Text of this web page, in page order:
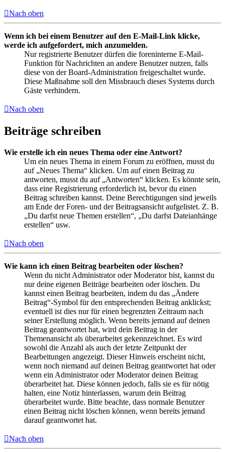
Nach oben
Wenn ich bei einem Benutzer auf den E-Mail-Link klicke,
werde ich aufgefordert, mich anzumelden.
Nur registrierte Benutzer dürfen die foreninterne E-Mail-
Funktion für Nachrichten an andere Benutzer nutzen, falls
diese von der Board-Administration freigeschaltet wurde.
Diese Maßnahme soll den Missbrauch dieses Systems durch
Gäste verhindern.
Nach oben
Beiträge schreiben
Wie erstelle ich ein neues Thema oder eine Antwort?
Um ein neues Thema in einem Forum zu eröffnen, musst du
auf „Neues Thema“ klicken. Um auf einen Beitrag zu
antworten, musst du auf „Antworten“ klicken. Es könnte sein,
dass eine Registrierung erforderlich ist, bevor du einen
Beitrag schreiben kannst. Deine Berechtigungen sind jeweils
am Ende der Foren- und der Beitragsansicht aufgelistet. Z. B.
„Du darfst neue Themen erstellen“, „Du darfst Dateianhänge
erstellen“ usw.
Nach oben
Wie kann ich einen Beitrag bearbeiten oder löschen?
Wenn du nicht Administrator oder Moderator bist, kannst du
nur deine eigenen Beiträge bearbeiten oder löschen. Du
kannst einen Beitrag bearbeiten, indem du das „Ändere
Beitrag“-Symbol für den entsprechenden Beitrag anklickst;
eventuell ist dies nur für einen begrenzten Zeitraum nach
seiner Erstellung möglich. Wenn bereits jemand auf deinen
Beitrag geantwortet hat, wird dein Beitrag in der
Themenansicht als überarbeitet gekennzeichnet. Es wird
sowohl die Anzahl als auch der letzte Zeitpunkt der
Bearbeitungen angezeigt. Dieser Hinweis erscheint nicht,
wenn noch niemand auf deinen Beitrag geantwortet hat oder
wenn ein Administrator oder Moderator deinen Beitrag
überarbeitet hat. Diese können jedoch, falls sie es für nötig
halten, eine Notiz hinterlassen, warum dein Beitrag
überarbeitet wurde. Bitte beachte, dass normale Benutzer
einen Beitrag nicht löschen können, wenn bereits jemand
darauf geantwortet hat.
Nach oben